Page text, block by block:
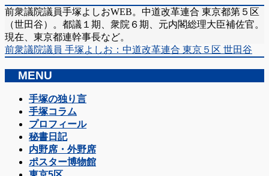
前衆議院議員手塚よしおWEB。中道改革連合 東京都第５区
（世田谷）。都議１期、衆院６期、元内閣総理大臣補佐官。
現在、東京都連幹事長など。
前衆議院議員 手塚よしお：中道改革連合 東京５区 世田谷
MENU
手塚の独り言
手塚コラム
プロフィール
秘書日記
内野席・外野席
ポスター博物館